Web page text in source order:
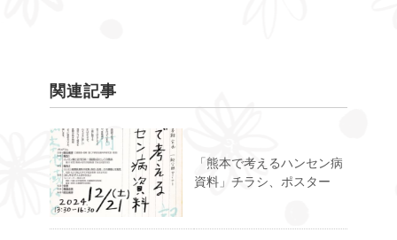
関連記事
「熊本で考えるハンセン病
資料」チラシ、ポスター